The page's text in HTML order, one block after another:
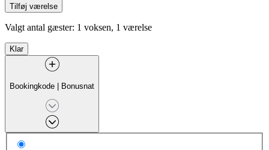
Tilføj værelse
Valgt antal gæster: 1 voksen, 1 værelse
Klar
Bookingkode | Bonusnat